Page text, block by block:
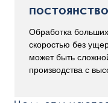
Обработка
скоростью без
может быть
производства с